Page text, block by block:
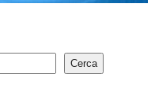
Cerca